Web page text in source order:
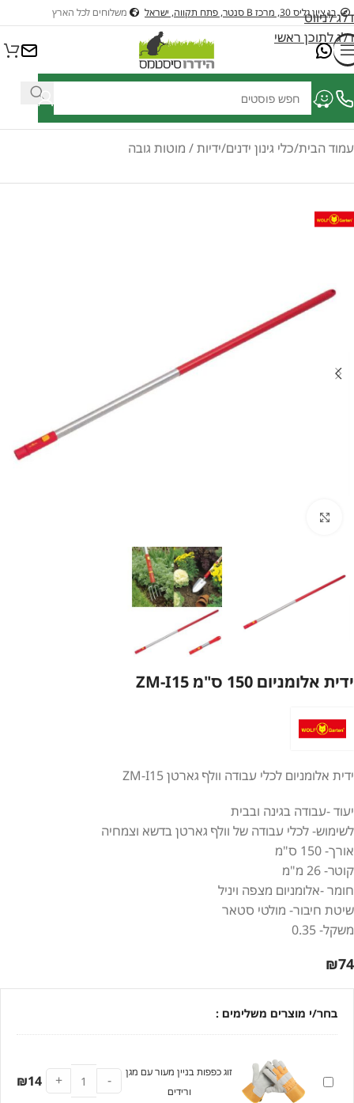
דלג לניווט
דלג לתוכן ראשי
בן ציון גליס 30, מרכז B סנטר, פתח תקווה, ישראל משלוחים לכל הארץ
ציוד לבריכות דגים ונוי ציוד לבריכות שחיה כלי גינון בנזין וחשמלים לגינה
עמוד הבית/כלי גינון ידנים/ידיות / מוטות גובה
ידית אלומניום 150 ס"מ ZM-I15
ידית אלומניום לכלי עבודה וולף גארטן ZM-I15
יעוד -עבודה בגינה ובבית
לשימוש- לכלי עבודה של וולף גארטן בדשא וצמחיה
אורך- 150 ס"מ
קוטר- 26 מ"מ
חומר -אלומניום מצפה ויניל
שיטת חיבור- מולטי סטאר
משקל- 0.35
₪74
בחר/י מוצרים משלימים :
זוג
זוג כפפות בניין מעור עם מגן
ורידים
-
+
₪14